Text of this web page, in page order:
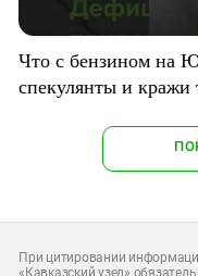
Что с бензином на
спекулянты и кражи
При цитировании
«Кавказский узел»